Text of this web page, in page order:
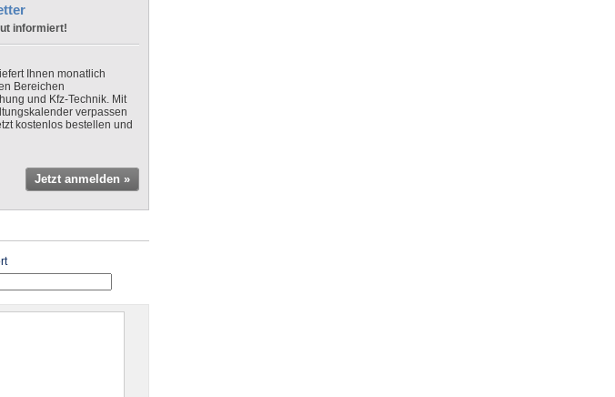
informiert!
Ihnen monatlich
Bereichen
und Kfz-Technik. Mit
verpassen
kostenlos bestellen und
Jetzt anmelden »